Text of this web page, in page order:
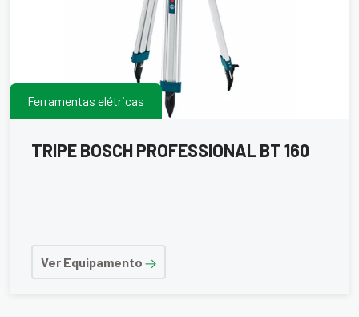
Ferramentas elétricas
TRIPE BOSCH PROFESSIONAL BT 160
Ver Equipamento